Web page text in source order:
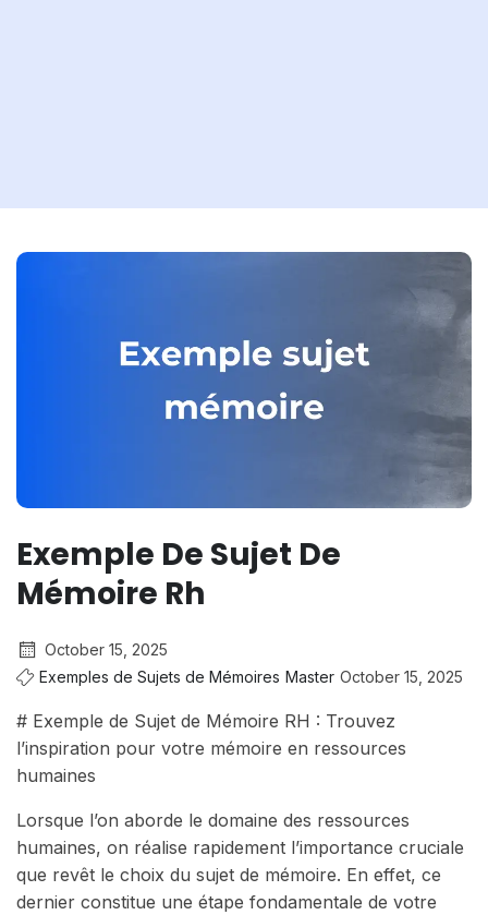
Exemple De Sujet De
Mémoire Rh
October 15, 2025
Exemples de Sujets de Mémoires Master October 15, 2025
# Exemple de Sujet de Mémoire RH : Trouvez
l’inspiration pour votre mémoire en ressources
humaines
Lorsque l’on aborde le domaine des ressources
humaines, on réalise rapidement l’importance cruciale
que revêt le choix du sujet de mémoire. En effet, ce
dernier constitue une étape fondamentale de votre